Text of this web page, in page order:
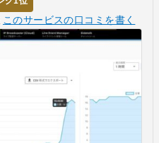
このサービスの口コミを書く